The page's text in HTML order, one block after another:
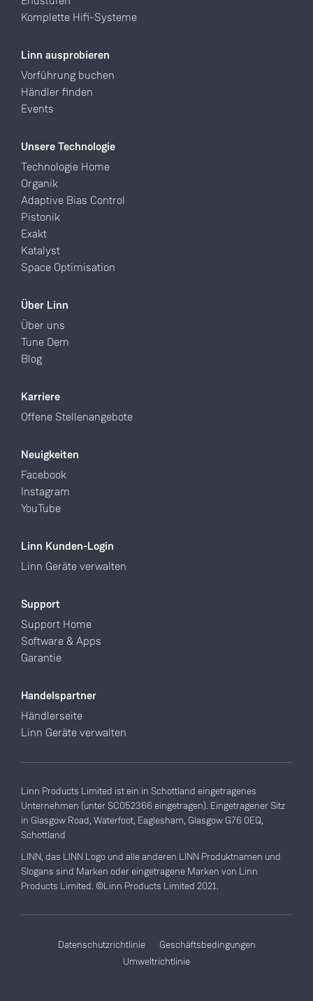
Komplette Hifi-Systeme
Linn ausprobieren
Vorführung buchen
Händler finden
Events
Unsere Technologie
Technologie Home
Organik
Adaptive Bias Control
Pistonik
Exakt
Katalyst
Space Optimisation
Über Linn
Über uns
Tune Dem
Blog
Karriere
Offene Stellenangebote
Neuigkeiten
Facebook
Instagram
YouTube
Linn Kunden-Login
Linn Geräte verwalten
Support
Support Home
Software & Apps
Garantie
Handelspartner
Händlerseite
Linn Geräte verwalten
Linn Products Limited ist ein in Schottland eingetragenes
Unternehmen (unter SC052366 eingetragen). Eingetragener Sitz
in Glasgow Road, Waterfoot, Eaglesham, Glasgow G76 0EQ,
Schottland
LINN, das LINN Logo und alle anderen LINN Produktnamen und
Slogans sind Marken oder eingetragene Marken von Linn
Products Limited. ©Linn Products Limited 2021.
Datenschutzrichtlinie
Geschäftsbedingungen
Umweltrichtlinie